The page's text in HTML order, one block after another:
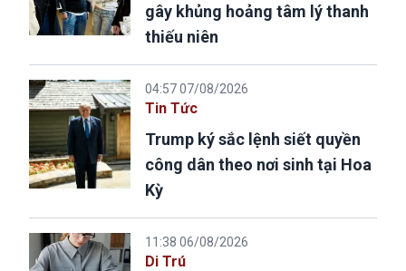
gây khủng hoảng tâm lý thanh
thiếu niên
04:57 07/08/2026
Tin Tức
Trump ký sắc lệnh siết quyền
công dân theo nơi sinh tại Hoa
Kỳ
11:38 06/08/2026
Di Trú